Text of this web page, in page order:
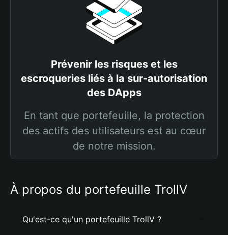
Prévenir les risques et les
escroqueries liés à la sur-autorisation
des DApps
En tant que portefeuille, la protection
des actifs des utilisateurs est au cœur
de notre mission.
À propos du portefeuille TrollV
Qu'est-ce qu'un portefeuille TrollV ?